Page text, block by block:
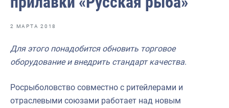
Отраслевые СМИ
Выставки и конференции
Научно-практическая литература
Рыбоохрана России
Отрасль в цифрах
Инфографика
2 МАРТА 2018
Для этого понадобится обновить торговое
оборудование и внедрить стандарт качества.
Росрыболовство совместно с ритейлерами и
отраслевыми союзами работает над новым